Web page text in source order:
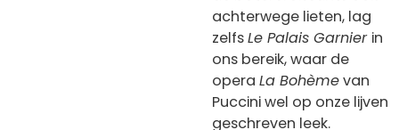
achterwege lieten, lag
zelfsLe Palais Garnier in
ons bereik, waar de
opera La Bohèmevan
Puccini wel op onze lijven
geschreven leek.